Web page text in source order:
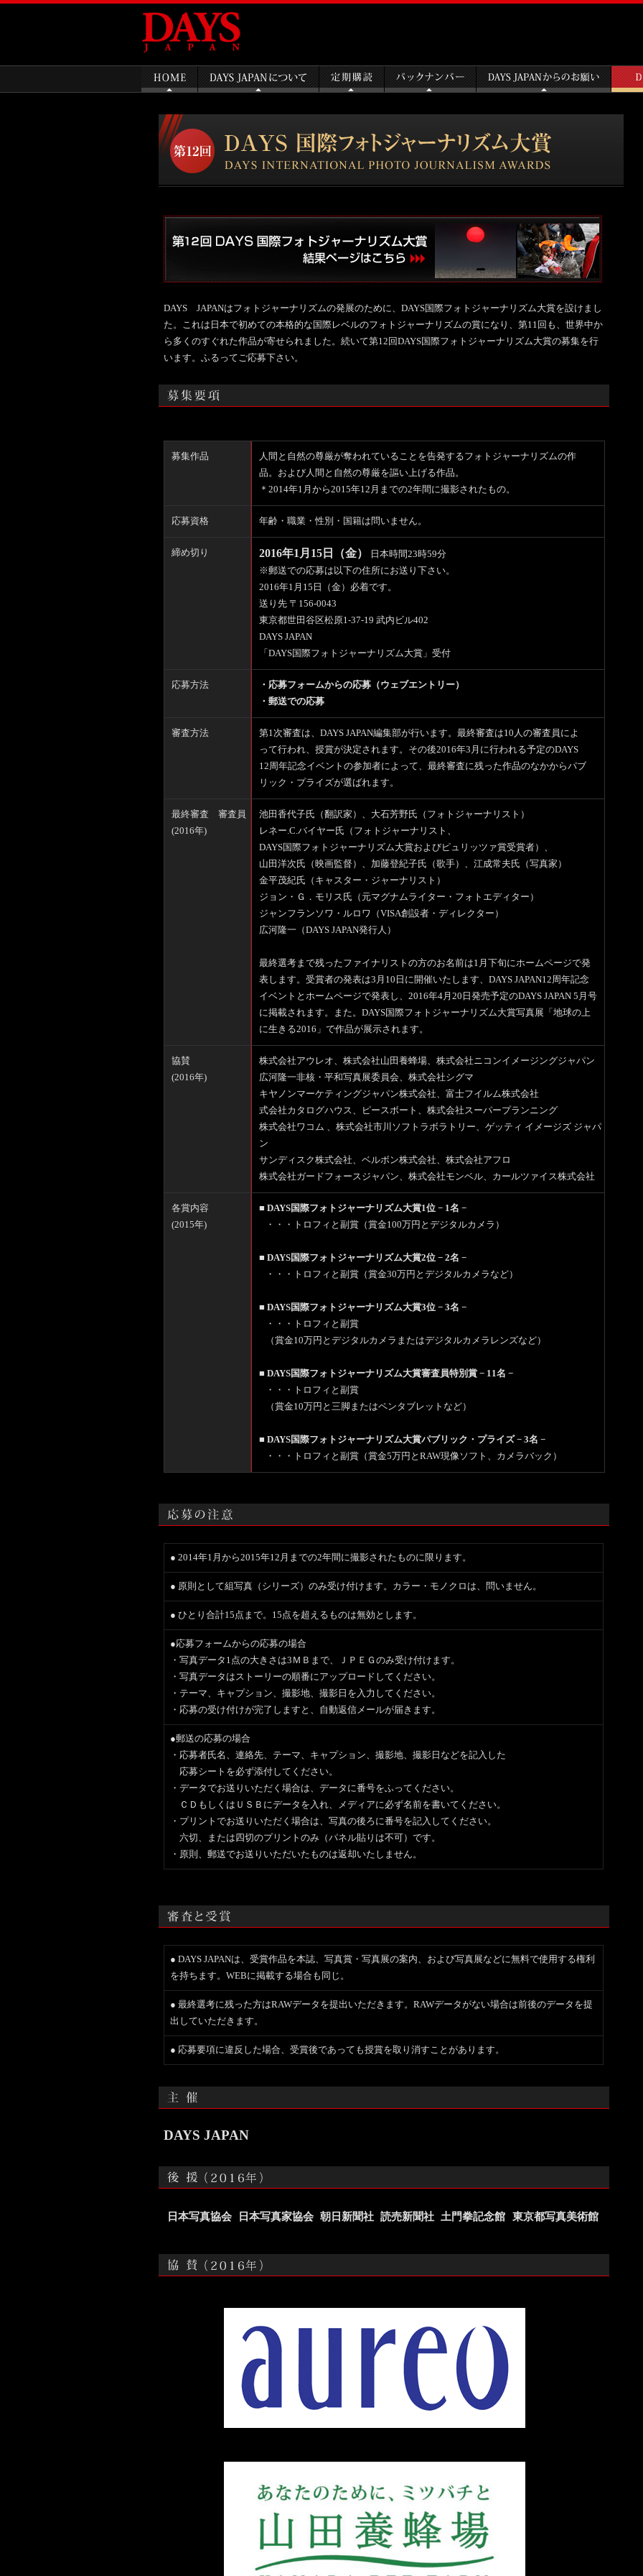
DAYS JAPANはフォトジャーナリズムの発展のために、DAYS国際フォトジャーナリズム大賞を設けまし
た。これは日本で初めての本格的な国際レベルのフォトジャーナリズムの賞になり、第11回も、世界中か
ら多くのすぐれた作品が寄せられました。続いて第12回DAYS国際フォトジャーナリズム大賞の募集を行
います。ふるってご応募下さい。
募集作品
人間と自然の尊厳が奪われていることを告発するフォトジャーナリズムの作
品。および人間と自然の尊厳を謳い上げる作品。
＊2014年1月から2015年12月までの2年間に撮影されたもの。
応募資格 年齢・職業・性別・国籍は問いません。
締め切り 2016年1月15日（金）
日本時間23時59分
※郵送での応募は以下の住所にお送り下さい。
2016年1月15日（金）必着です。
送り先 〒156-0043
東京都世田谷区松原1-37-19 武内ビル402
DAYS JAPAN
「DAYS国際フォトジャーナリズム大賞」受付
応募方法
・応募フォームからの応募（ウェブエントリー）
・郵送での応募
審査方法
第1次審査は、DAYS JAPAN編集部が行います。最終審査は10人の審査員によ
って行われ、授賞が決定されます。その後2016年3月に行われる予定のDAYS
12周年記念イベントの参加者によって、最終審査に残った作品のなかからパブ
リック・プライズが選ばれます。
最終審査 審査員
(2016年)
池田香代子氏（翻訳家）、大石芳野氏（フォトジャーナリスト）
レネー.C.バイヤー氏（フォトジャーナリスト、
DAYS国際フォトジャーナリズム大賞およびピュリッツァ賞受賞者）、
山田洋次氏（映画監督）、加藤登紀子氏（歌手）、江成常夫氏（写真家）
金平茂紀氏（キャスター・ジャーナリスト）
ジョン・Ｇ．モリス氏（元マグナムライター・フォトエディター）
ジャンフランソワ・ルロワ（VISA創設者・ディレクター）
広河隆一（DAYS JAPAN発行人）
最終選考まで残ったファイナリストの方のお名前は1月下旬にホームページで発
表します。受賞者の発表は3月10日に開催いたします、DAYS JAPAN12周年記念
イベントとホームページで発表し、2016年4月20日発売予定のDAYS JAPAN 5月号
に掲載されます。また。DAYS国際フォトジャーナリズム大賞写真展「地球の上
に生きる2016」で作品が展示されます。
協賛
(2016年)
株式会社アウレオ、株式会社山田養蜂場、株式会社ニコンイメージングジャパン
広河隆一非核・平和写真展委員会、株式会社シグマ
キヤノンマーケティングジャパン株式会社、富士フイルム株式会社
式会社カタログハウス、ピースボート、株式会社スーパープランニング
株式会社ワコム 、株式会社市川ソフトラボラトリー、ゲッティ イメージズ ジャパ
ン
サンディスク株式会社、ベルボン株式会社、株式会社アフロ
株式会社ガードフォースジャパン、株式会社モンベル、カールツァイス株式会社
各賞内容
(2015年)
■ DAYS国際フォトジャーナリズム大賞1位 − 1名 −
・・・トロフィと副賞（賞金100万円とデジタルカメラ）
■ DAYS国際フォトジャーナリズム大賞2位 − 2名 −
・・・トロフィと副賞（賞金30万円とデジタルカメラなど）
■ DAYS国際フォトジャーナリズム大賞3位 − 3名 −
・・・トロフィと副賞
（賞金10万円とデジタルカメラまたはデジタルカメラレンズなど）
■ DAYS国際フォトジャーナリズム大賞審査員特別賞 − 11名 −
・・・トロフィと副賞
（賞金10万円と三脚またはペンタブレットなど）
■ DAYS国際フォトジャーナリズム大賞パブリック・プライズ − 3名 −
・・・トロフィと副賞（賞金5万円とRAW現像ソフト、カメラバック）
● 2014年1月から2015年12月までの2年間に撮影されたものに限ります。
● 原則として組写真（シリーズ）のみ受け付けます。カラー・モノクロは、問いません。
● ひとり合計15点まで。15点を超えるものは無効とします。
●応募フォームからの応募の場合
・写真データ1点の大きさは3ＭＢまで、ＪＰＥＧのみ受け付けます。
・写真データはストーリーの順番にアップロードしてください。
・テーマ、キャプション、撮影地、撮影日を入力してください。
・応募の受け付けが完了しますと、自動返信メールが届きます。
●郵送の応募の場合
・応募者氏名、連絡先、テーマ、キャプション、撮影地、撮影日などを記入した
応募シートを必ず添付してください。
・データでお送りいただく場合は、データに番号をふってください。
ＣＤもしくはＵＳＢにデータを入れ、メディアに必ず名前を書いてください。
・プリントでお送りいただく場合は、写真の後ろに番号を記入してください。
六切、または四切のプリントのみ（パネル貼りは不可）です。
・原則、郵送でお送りいただいたものは返却いたしません。
● DAYS JAPANは、受賞作品を本誌、写真賞・写真展の案内、および写真展などに無料で使用する権利
を持ちます。WEBに掲載する場合も同じ。
● 最終選考に残った方はRAWデータを提出いただきます。RAWデータがない場合は前後のデータを提
出していただきます。
● 応募要項に違反した場合、受賞後であっても授賞を取り消すことがあります。
DAYS JAPAN
日本写真協会 日本写真家協会 朝日新聞社 読売新聞社 土門拳記念館 東京都写真美術館